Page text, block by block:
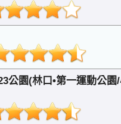
公園(林口•第一運動公